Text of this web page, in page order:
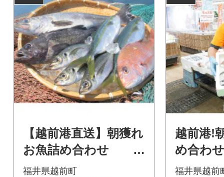
【越前港直送】朝獲れ
お魚詰め合わせ
6種類
福井県越前町
越前港!
め合わ
福井県越前